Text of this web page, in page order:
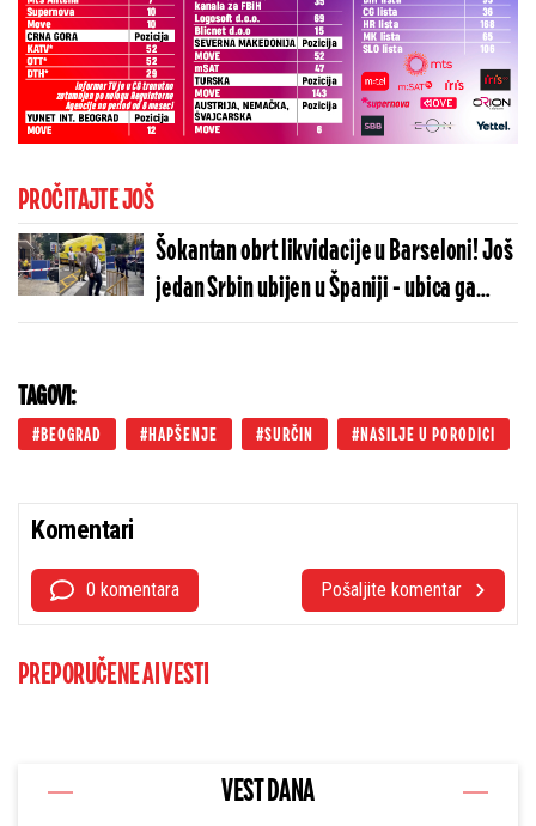
PROČITAJTE JOŠ
Šokantan obrt likvidacije u Barseloni! Još
jedan Srbin ubijen u Španiji - ubica ga
izrešetao ispred policijske stanice
TAGOVI:
BEOGRAD HAPŠENJE SURČIN NASILJE U PORODICI
Komentari
0 komentara Pošaljite komentar
PREPORUČENE AI VESTI
VEST DANA